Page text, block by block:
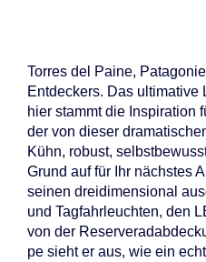
Tor­res del Pai­ne,
Ent­de­ckers. Das ul­ti­ma­ti­ve
hier stammt die In­spi­ra­ti­on
der von die­ser
Kühn, ro­bust,
Grund auf für Ihr nächs­tes
sei­nen drei­di­men­sio­nal
und Tag­fahr­leuch­ten, den
von der
pe sieht er aus, wie ein